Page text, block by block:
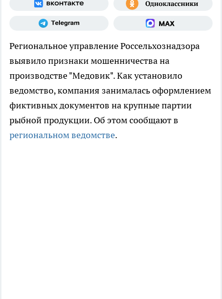
Региональное управление Россельхознадзора
выявило признаки мошенничества на
производстве "Медовик". Как установило
ведомство, компания занималась оформлением
фиктивных документов на крупные партии
рыбной продукции. Об этом сообщают в
региональном ведомстве.